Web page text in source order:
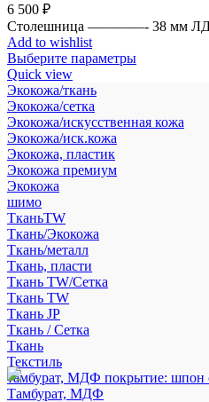
6 500 ₽
Столешница ————- 38 мм
Add to wishlist
Выберите параметры
Quick view
Экокожа/ткань
Экокожа/сетка
Экокожа/искусственная кожа
Экокожа/иск.кожа
Экокожа, пластик
Экокожа премиум
Экокожа
шимо
ТканьTW
Ткань/Экокожа
Ткань/металл
Ткань, пласти
Ткань TW/Сетка
Ткань TW
Ткань JP
Ткань / Сетка
Ткань
Текстиль
тамбурат, МДФ покрытие: шпон
Тамбурат, МДФ